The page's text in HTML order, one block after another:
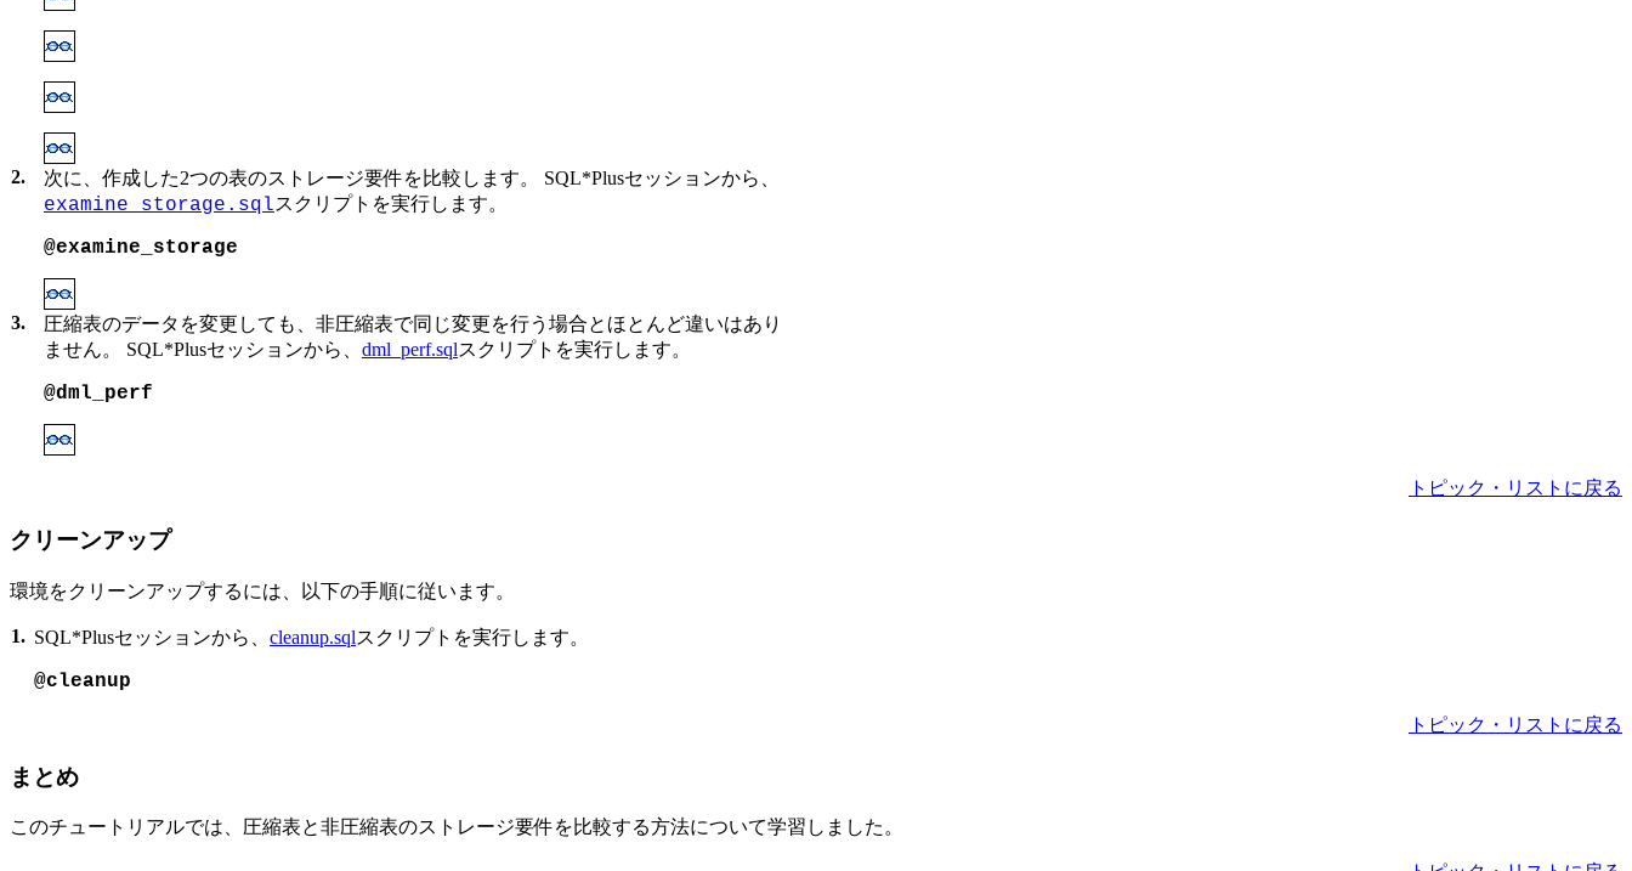
2. 次に、作成した2つの表のストレージ要件を比較します。 SQL*Plusセッションから、
examine_storage.sqlスクリプトを実行します。
@examine_storage
3.
圧縮表のデータを変更しても、非圧縮表で同じ変更を行う場合とほとんど違いはあり
ません。 SQL*Plusセッションから、 dml_perf.sqlスクリプトを実行します。
@dml_perf
トピック・リストに戻る
クリーンアップ
環境をクリーンアップするには、以下の手順に従います。
1. SQL*Plusセッションから、 cleanup.sqlスクリプトを実行します。
@cleanup
トピック・リストに戻る
まとめ
このチュートリアルでは、圧縮表と非圧縮表のストレージ要件を比較する方法について学習しました。